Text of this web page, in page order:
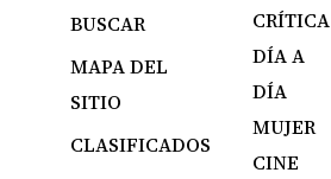
BUSCAR
MAPA DEL
SITIO
CLASIFICADOS
CRÍTICA
DÍA A
DÍA
MUJER
CINE